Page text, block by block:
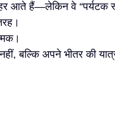
आते हैं—लेकिन वे “पर्यटक
बल्कि अपने भीतर की